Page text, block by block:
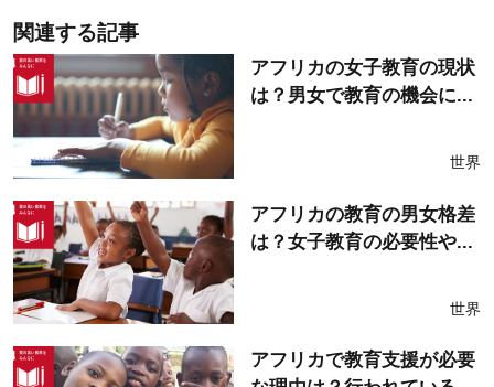
関連する記事
アフリカの女子教育の現状
は？男女で教育の機会に...
世界
アフリカの教育の男女格差
は？女子教育の必要性や...
世界
アフリカで教育支援が必要